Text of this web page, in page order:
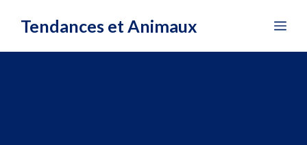
Tendances et Animaux